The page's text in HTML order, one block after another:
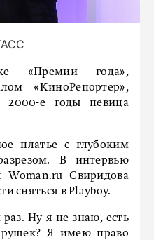
«Премии года»,
«КиноРепортер»,
2000-е годы певица
платье с глубоким
В интервью
Woman.ru Свиридова
сняться в Playboy.
раз. Ну я не знаю, есть
Я имею право